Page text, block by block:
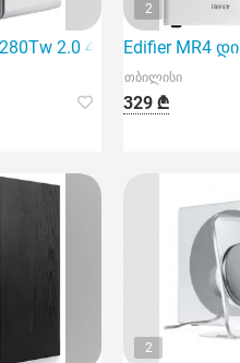
2.0 42W 2.0
2
Edifier MR4
თბილისი
329 ₾
2